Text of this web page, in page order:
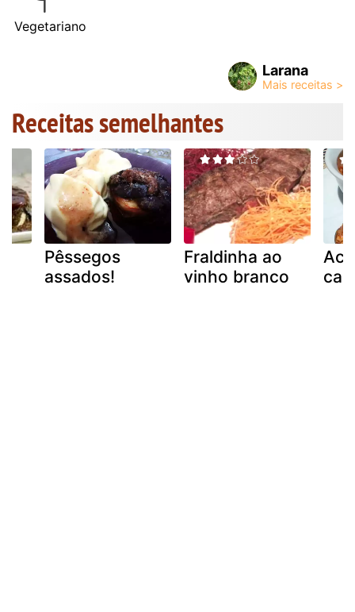
Vegetariano
Larana
Receitas semelhantes
Pêssegos
assados!
Fraldinha ao
vinho branco